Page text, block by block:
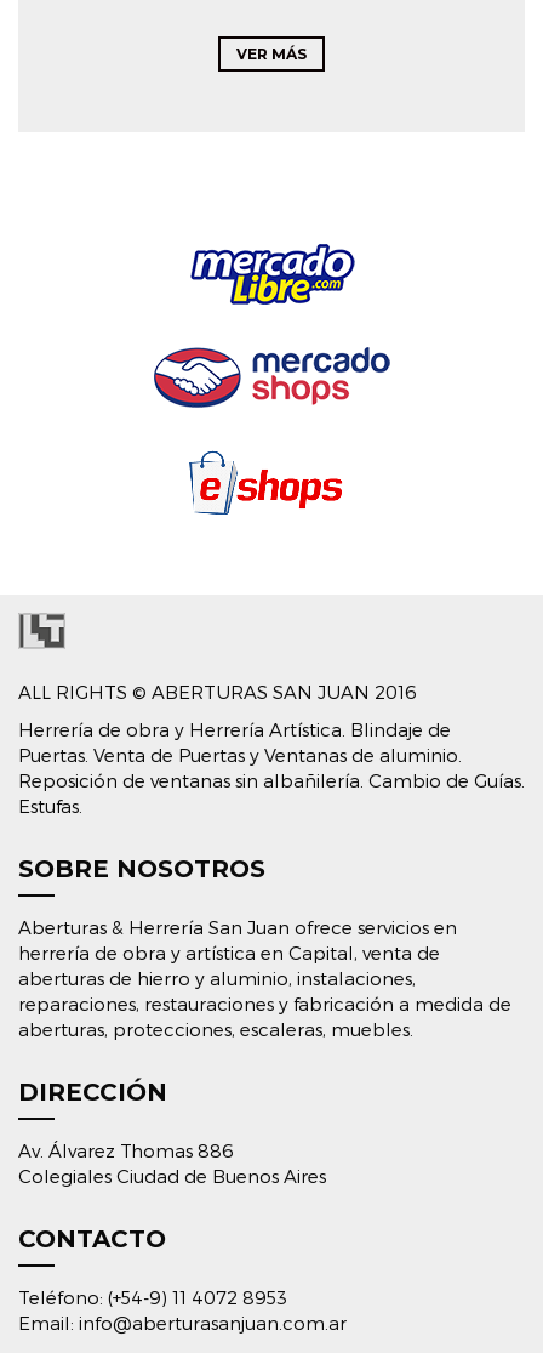
VER MÁS
ALL RIGHTS © ABERTURAS SAN JUAN 2016
Herrería de obra y Herrería Artística. Blindaje de
Puertas. Venta de Puertas y Ventanas de aluminio.
Reposición de ventanas sin albañilería. Cambio de Guías.
Estufas.
SOBRE NOSOTROS
Aberturas & Herrería San Juan ofrece servicios en
herrería de obra y artística en Capital, venta de
aberturas de hierro y aluminio, instalaciones,
reparaciones, restauraciones y fabricación a medida de
aberturas, protecciones, escaleras, muebles.
DIRECCIÓN
Av. Álvarez Thomas 886
Colegiales Ciudad de Buenos Aires
CONTACTO
Teléfono: (+54-9) 11 4072 8953
Email: info@aberturasanjuan.com.ar